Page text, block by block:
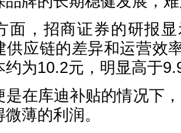
，招商证券的研报显
供应链的差异和运营效
约为10.2元，明显高于
库迪补贴的情况下，
薄的利润。